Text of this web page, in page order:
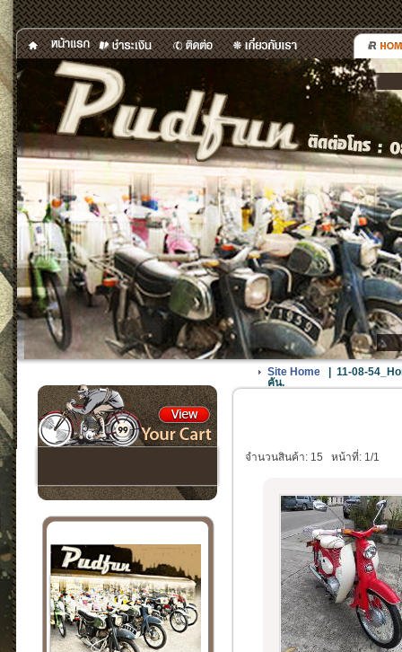
Site Home| 11-08-
คัน.
จำนวนสินค้า: 15 หน้าที่: 1/1